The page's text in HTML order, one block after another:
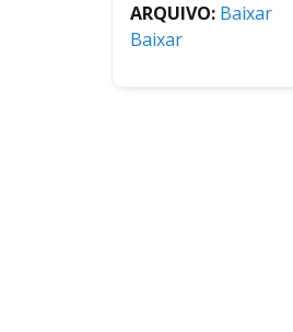
ARQUIVO: Baixar
Baixar